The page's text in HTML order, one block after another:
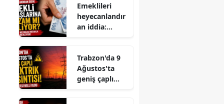
Gazete'de
yayımlandı
Emeklileri
heyecanlandır
an iddia:
zam mı
geliyor?
Trabzon'da 9
Ağustos'ta
geniş çaplı